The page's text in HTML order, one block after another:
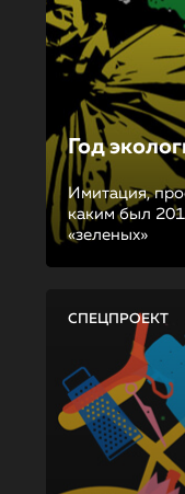
Год
Имитация,
каким был
«зеленых»
СПЕЦПРОЕКТ